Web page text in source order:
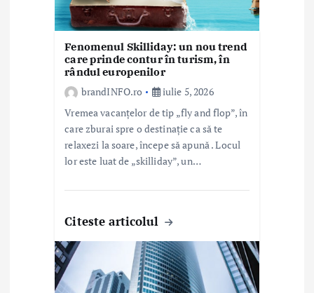
Fenomenul Skilliday: un nou trend
care prinde contur în turism, în
rândul europenilor
brandINFO.ro
iulie 5, 2026
Vremea vacanțelor de tip „fly and flop”, în
care zburai spre o destinație ca să te
relaxezi la soare, începe să apună . Locul
lor este luat de „skilliday”, un…
Citeste articolul